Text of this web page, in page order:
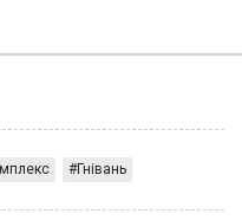
Гнівань